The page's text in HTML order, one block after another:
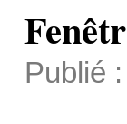
Publié :